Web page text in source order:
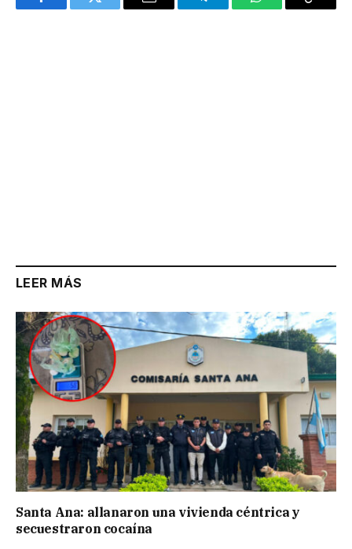
FacebookTwitter Email TelegramWhatsAppCopy
LEER MÁS
Santa Ana: allanaron una vivienda céntrica y
secuestraron cocaína